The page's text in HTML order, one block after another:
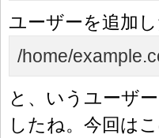
ユーザーを追加
/home/
と、いうユーザ
したね。今回は